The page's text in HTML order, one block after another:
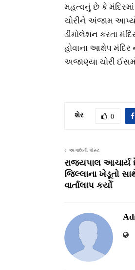
મહત્વનું છે કે
ચોરીને અંજામ
ડીમોલેશન કરતા
હોવાના આક્ષેપ મંદિર
અજાણ્યા ચોરી
શેર 0
અગાઉની પોસ્ટ
રાજ્યપાલ આચાર્ય
જિલ્લાના ખેડૂતો
વાર્તાલાપ કર્યો